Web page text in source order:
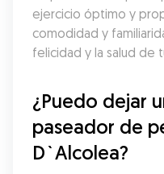
ejercicio óptimo y
comodidad y
felicidad y la salud de
¿Puedo dejar
paseador de
D`Alcolea?